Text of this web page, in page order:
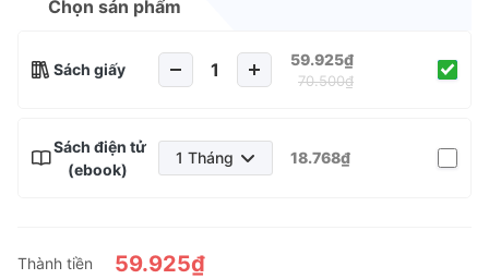
Chọn sản phẩm
Sách giấy
59.925₫
70.500₫
Sách điện tử
(ebook)
1 Tháng
6 Tháng
18.768₫
Thành tiền 59.925₫